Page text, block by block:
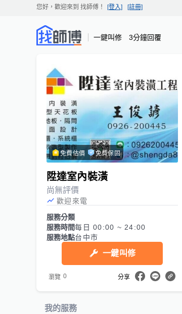
您好，歡迎來到 找師傅 ！ [登入] [註冊]
一鍵叫修 3分鐘回覆
免費估價 免費保固
陞達室內裝潢
尚無評價
歡迎來電
服務分類
服務時間每日 00:00 ~ 24:00
服務地點台中市
一鍵叫修
瀏覽 0 分享
我的服務